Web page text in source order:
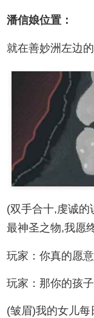
潘信娘位置：
就在善妙洲左边
(双手合十,虔诚的
最神圣之物,我愿
玩家：你真的愿
玩家：那你的孩子
(皱眉)我的女儿